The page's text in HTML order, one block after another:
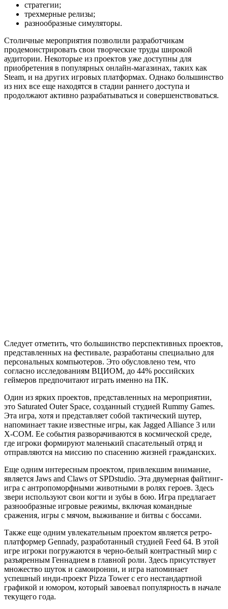
стратегии;
трехмерные релизы;
разнообразные симуляторы.
Столичные мероприятия позволили разработчикам
продемонстрировать свои творческие труды широкой
аудитории. Некоторые из проектов уже доступны для
приобретения в популярных онлайн-магазинах, таких как
Steam, и на других игровых платформах. Однако большинство
из них все еще находятся в стадии раннего доступа и
продолжают активно разрабатываться и совершенствоваться.
Следует отметить, что большинство перспективных проектов,
представленных на фестивале, разработаны специально для
персональных компьютеров. Это обусловлено тем, что
согласно исследованиям ВЦИОМ, до 44% российских
геймеров предпочитают играть именно на ПК.
Один из ярких проектов, представленных на мероприятии,
это Saturated Outer Space, созданный студией Rummy Games.
Эта игра, хотя и представляет собой тактический шутер,
напоминает такие известные игры, как Jagged Alliance 3 или
X-COM. Ее события разворачиваются в космической среде,
где игроки формируют маленький спасательный отряд и
отправляются на миссию по спасению жизней гражданских.
Еще одним интересным проектом, привлекшим внимание,
является Jaws and Claws от SPDstudio. Эта двумерная файтинг-
игра с антропоморфными животными в ролях героев. Здесь
звери используют свои когти и зубы в бою. Игра предлагает
разнообразные игровые режимы, включая командные
сражения, игры с мячом, выживание и битвы с боссами.
Также еще одним увлекательным проектом является ретро-
платформер Gennady, разработанный студией Feed 64. В этой
игре игроки погружаются в черно-белый контрастный мир с
разъяренным Геннадием в главной роли. Здесь присутствует
множество шуток и самоиронии, и игра напоминает
успешный инди-проект Pizza Tower с его нестандартной
графикой и юмором, который завоевал популярность в начале
текущего года.